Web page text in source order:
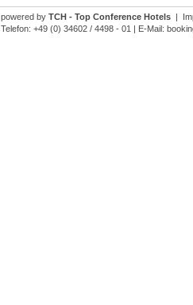
powered by TCH - Top Conference Hotels |
Telefon: +49 (0) 34602 / 4498 - 01 | E-Mail: